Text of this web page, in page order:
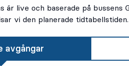
är live och baserade på bussens
vi den planerade tidtabellstiden.
avgångar